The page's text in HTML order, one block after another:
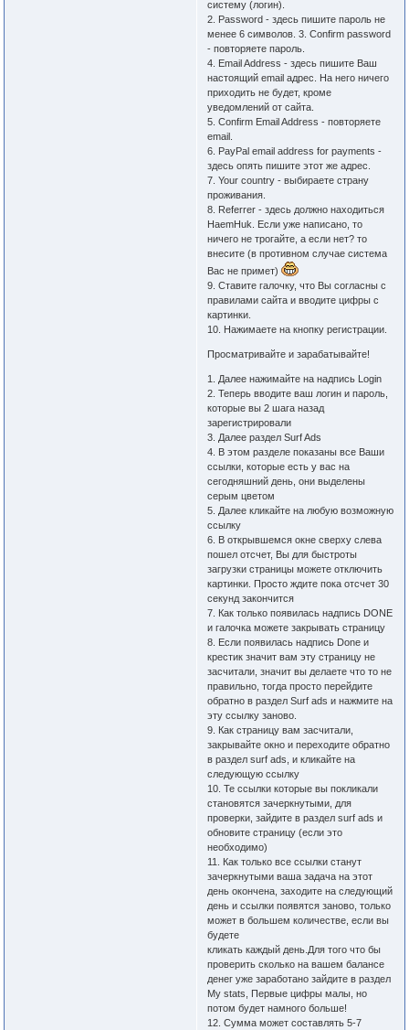
систему (логин).
2. Password - здесь пишите пароль не
менее 6 символов. 3. Confirm password
- повторяете пароль.
4. Email Address - здесь пишите Ваш
настоящий email адрес. На него ничего
приходить не будет, кроме
уведомлений от сайта.
5. Confirm Email Address - повторяете
email.
6. PayPal email address for payments -
здесь опять пишите этот же адрес.
7. Your country - выбираете страну
проживания.
8. Referrer - здесь должно находиться
HaemHuk. Если уже написано, то
ничего не трогайте, а если нет? то
внесите (в противном случае система
Вас не примет)
9. Ставите галочку, что Вы согласны с
правилами сайта и вводите цифры с
картинки.
10. Нажимаете на кнопку регистрации.
Просматривайте и зарабатывайте!
1. Далее нажимайте на надпись Login
2. Теперь вводите ваш логин и пароль,
которые вы 2 шага назад
зарегистрировали
3. Далее раздел Surf Ads
4. В этом разделе показаны все Ваши
ссылки, которые есть у вас на
сегодняшний день, они выделены
серым цветом
5. Далее кликайте на любую возможную
ссылку
6. В открывшемся окне сверху слева
пошел отсчет, Вы для быстроты
загрузки страницы можете отключить
картинки. Просто ждите пока отсчет 30
секунд закончится
7. Как только появилась надпись DONE
и галочка можете закрывать страницу
8. Если появилась надпись Done и
крестик значит вам эту страницу не
засчитали, значит вы делаете что то не
правильно, тогда просто перейдите
обратно в раздел Surf ads и нажмите на
эту ссылку заново.
9. Как страницу вам засчитали,
закрывайте окно и переходите обратно
в раздел surf ads, и кликайте на
следующую ссылку
10. Те ссылки которые вы покликали
становятся зачеркнутыми, для
проверки, зайдите в раздел surf ads и
обновите страницу (если это
необходимо)
11. Как только все ссылки станут
зачеркнутыми ваша задача на этот
день окончена, заходите на следующий
день и ссылки появятся заново, только
может в большем количестве, если вы
будете
кликать каждый день.Для того что бы
проверить сколько на вашем балансе
денег уже заработано зайдите в раздел
My stats, Первые цифры малы, но
потом будет намного больше!
12. Сумма может составлять 5-7